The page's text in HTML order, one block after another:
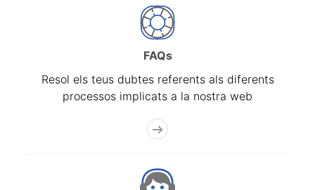
FAQs
Resol els teus dubtes referents als diferents
processos implicats a la nostra web